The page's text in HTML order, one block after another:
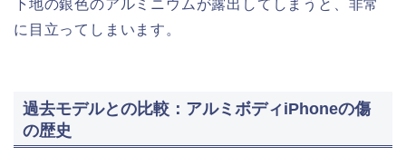
下地の銀色のアルミニウムが露出してしまうと、非常
に目立ってしまいます。
過去モデルとの比較：アルミボディiPhoneの傷
の歴史